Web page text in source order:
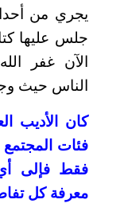
يجري من
جلس عليها
الآن غفر
الناس حيث
كان الأديب
فئات
فقط فإلى
معرفة كل